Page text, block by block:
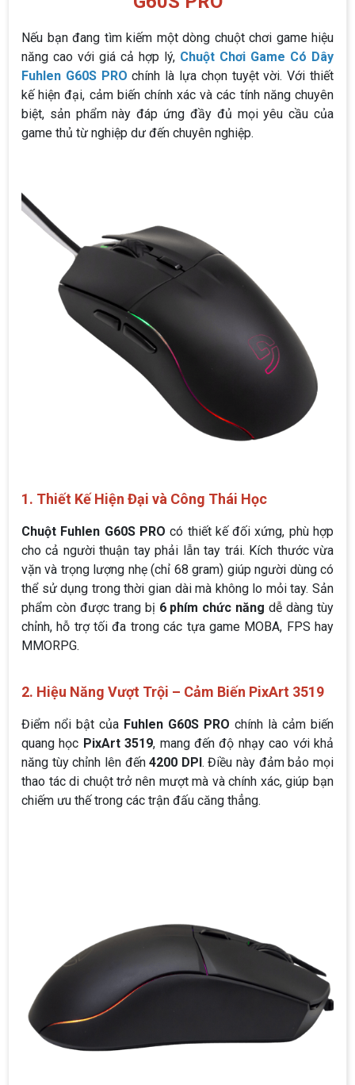
Nếu bạn đang tìm kiếm một dòng chuột chơi game hiệu
năng cao với giá cả hợp lý, Chuột Chơi Game Có Dây
Fuhlen G60S PROchính là lựa chọn tuyệt vời. Với thiết
kế hiện đại, cảm biến chính xác và các tính năng chuyên
biệt, sản phẩm này đáp ứng đầy đủ mọi yêu cầu của
game thủ từ nghiệp dư đến chuyên nghiệp.
1. Thiết Kế Hiện Đại và Công Thái Học
Chuột Fuhlen G60S PRO có thiết kế đối xứng, phù hợp
cho cả người thuận tay phải lẫn tay trái. Kích thước vừa
vặn và trọng lượng nhẹ (chỉ 68 gram) giúp người dùng có
thể sử dụng trong thời gian dài mà không lo mỏi tay. Sản
phẩm còn được trang bị 6 phím chức năngdễ dàng tùy
chỉnh, hỗ trợ tối đa trong các tựa game MOBA, FPS hay
MMORPG.
2. Hiệu Năng Vượt Trội – Cảm Biến PixArt 3519
Điểm nổi bật của Fuhlen G60S PRO chính là cảm biến
quang học PixArt 3519, mang đến độ nhạy cao với khả
năng tùy chỉnh lên đến4200 DPI. Điều này đảm bảo mọi
thao tác di chuột trở nên mượt mà và chính xác, giúp bạn
chiếm ưu thế trong các trận đấu căng thẳng.